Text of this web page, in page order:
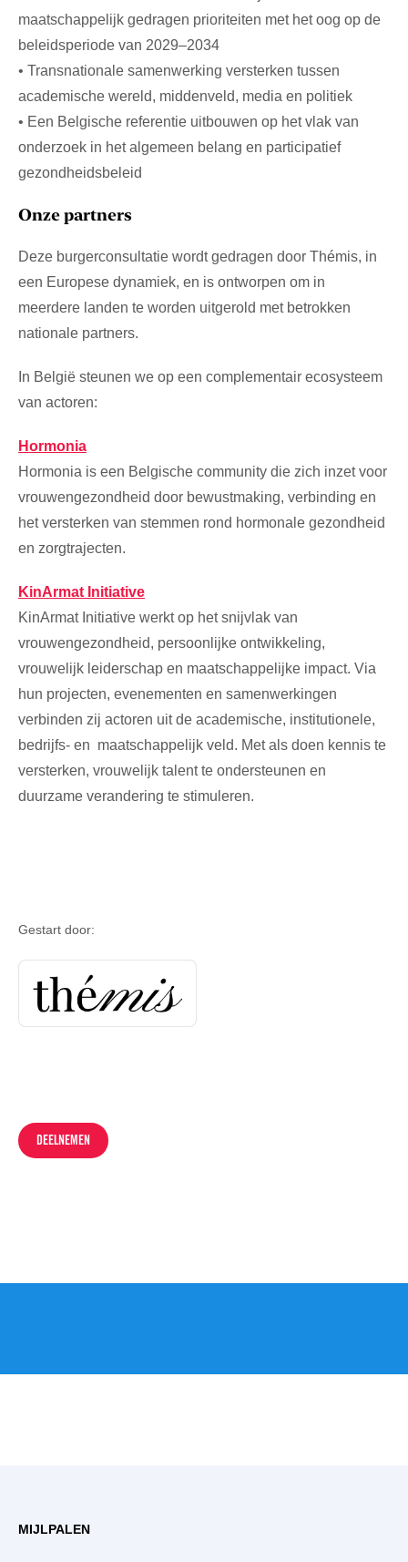
Gestart door:
DEELNEMEN
maatschappelijk gedragen prioriteiten met het oog op de
beleidsperiode van 2029–2034
• Transnationale samenwerking versterken tussen
academische wereld, middenveld, media en politiek
• Een Belgische referentie uitbouwen op het vlak van
onderzoek in het algemeen belang en participatief
gezondheidsbeleid
Onze partners
Deze burgerconsultatie wordt gedragen door Thémis, in
een Europese dynamiek, en is ontworpen om in
meerdere landen te worden uitgerold met betrokken
nationale partners.
In België steunen we op een complementair ecosysteem
van actoren:
Hormonia
Hormonia is een Belgische community die zich inzet voor
vrouwengezondheid door bewustmaking, verbinding en
het versterken van stemmen rond hormonale gezondheid
en zorgtrajecten.
KinArmat Initiative
KinArmat Initiative werkt op het snijvlak van
vrouwengezondheid, persoonlijke ontwikkeling,
vrouwelijk leiderschap en maatschappelijke impact. Via
hun projecten, evenementen en samenwerkingen
verbinden zij actoren uit de academische, institutionele,
bedrijfs- en maatschappelijk veld. Met als doen kennis te
versterken, vrouwelijk talent te ondersteunen en
duurzame verandering te stimuleren.
MIJLPALEN